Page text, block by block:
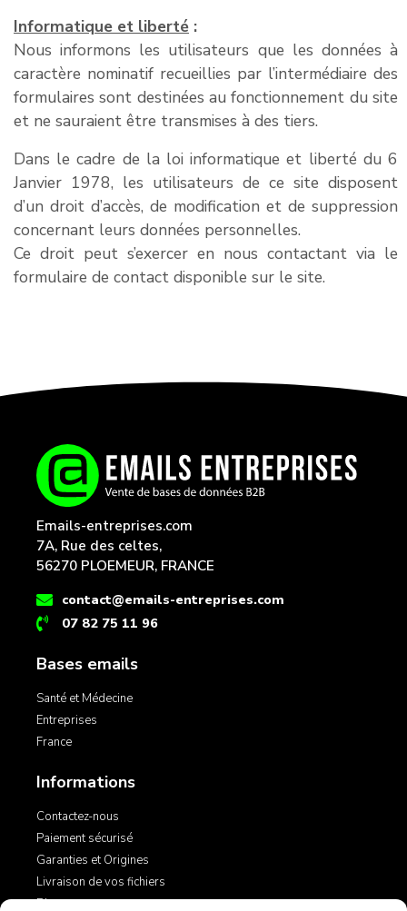
Informatique et liberté :
Nous informons les utilisateurs que les données à
caractère nominatif recueillies par l’intermédiaire des
formulaires sont destinées au fonctionnement du site
et ne sauraient être transmises à des tiers.
Dans le cadre de la loi informatique et liberté du 6
Janvier 1978, les utilisateurs de ce site disposent
d’un droit d’accès, de modification et de suppression
concernant leurs données personnelles.
Ce droit peut s’exercer en nous contactant via le
formulaire de contact disponible sur le site.
Emails-entreprises.com
7A, Rue des celtes,
56270 PLOEMEUR, FRANCE
contact@emails-entreprises.com
07 82 75 11 96
Bases emails
Santé et Médecine
Entreprises
France
Informations
Contactez-nous
Paiement sécurisé
Garanties et Origines
Livraison de vos fichiers
Blog